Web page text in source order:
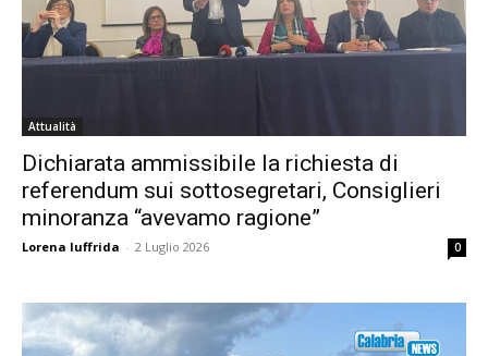
Attualità
Dichiarata ammissibile la richiesta di
referendum sui sottosegretari, Consiglieri
minoranza “avevamo ragione”
Lorena Iuffrida - 2 Luglio 2026 0